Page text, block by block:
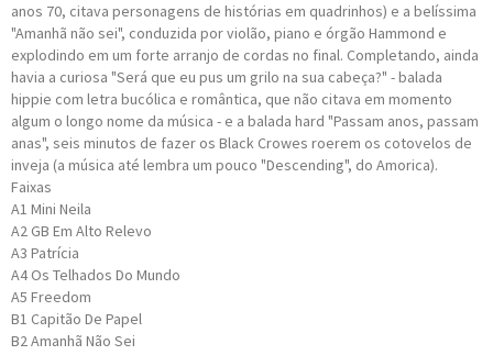
anos 70, citava personagens de histórias em quadrinhos) e a belíssima
"Amanhã não sei", conduzida por violão, piano e órgão Hammond e
explodindo em um forte arranjo de cordas no final. Completando, ainda
havia a curiosa "Será que eu pus um grilo na sua cabeça?" - balada
hippie com letra bucólica e romântica, que não citava em momento
algum o longo nome da música - e a balada hard "Passam anos, passam
anas", seis minutos de fazer os Black Crowes roerem os cotovelos de
inveja (a música até lembra um pouco "Descending", do Amorica).
Faixas
A1 Mini Neila
A2 GB Em Alto Relevo
A3 Patrícia
A4 Os Telhados Do Mundo
A5 Freedom
B1 Capitão De Papel
B2Amanhã Não Sei